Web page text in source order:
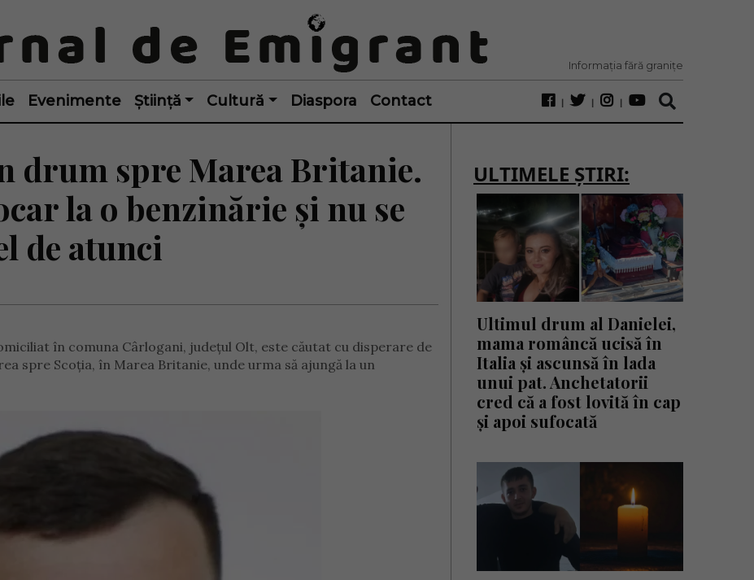
Informația fără granițe
Evenimente Știință Cultură Diaspora Contact
drum spre Marea Britanie.
la o benzinărie și nu se
de atunci
în comuna Cârlogani, județul Olt, este căutat cu disperare de
spre Scoția, în Marea Britanie, unde urma să ajungă la un
ULTIMELE ȘTIRI:
Ultimul drum al Danielei,
mama româncă ucisă în
Italia și ascunsă în lada
unui pat. Anchetatorii
cred că a fost lovită în cap
și apoi sufocată